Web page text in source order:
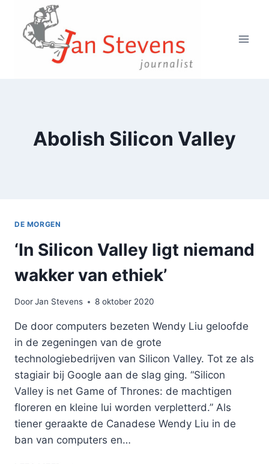
Doorgaan
inhoud
Abolish Silicon Valley
DE MORGEN
‘In Silicon Valley ligt niemand
wakker van ethiek’
DoorJan Stevens 8 oktober 2020
De door computers bezeten Wendy Liu geloofde
in de zegeningen van de grote
technologiebedrijven van Silicon Valley. Tot ze als
stagiair bij Google aan de slag ging. “Silicon
Valley is net Game of Thrones: de machtigen
floreren en kleine lui worden verpletterd.” Als
tiener geraakte de Canadese Wendy Liu in de
ban van computers en…